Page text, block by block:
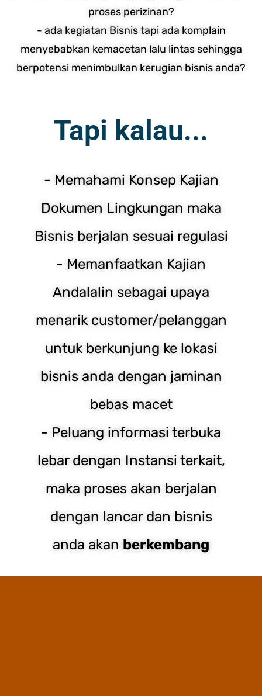
proses perizinan?
- ada kegiatan Bisnis tapi ada komplain
menyebabkan kemacetan lalu lintas sehingga
berpotensi menimbulkan kerugian bisnis anda?
Tapi kalau...
- Memahami Konsep Kajian
Dokumen Lingkungan maka
Bisnis berjalan sesuai regulasi
- Memanfaatkan Kajian
Andalalin sebagai upaya
menarik customer/pelanggan
untuk berkunjung ke lokasi
bisnis anda dengan jaminan
bebas macet
- Peluang informasi terbuka
lebar dengan Instansi terkait,
maka proses akan berjalan
dengan lancar dan bisnis
anda akan berkembang